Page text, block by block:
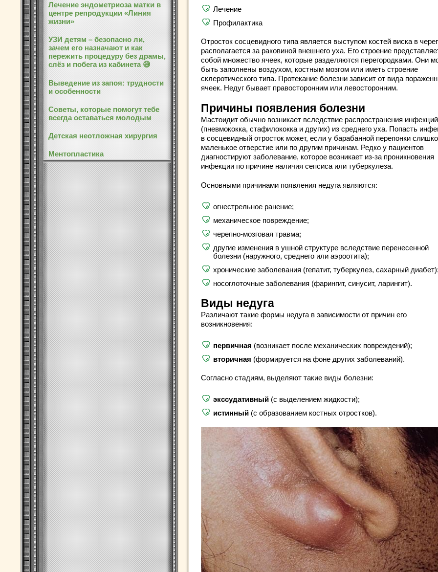
Лечение эндометриоза матки в
центре репродукции «Линия
жизни»
УЗИ детям – безопасно ли,
зачем его назначают и как
пережить процедуру без драмы,
слёз и побега из кабинета 😅
Выведение из запоя: трудности
и особенности
Советы, которые помогут тебе
всегда оставаться молодым
Детская неотложная хирургия
Ментопластика
Лечение
Профилактика
Отросток сосцевидного типа является выступом костей виска в
располагается за раковиной внешнего уха. Его строение
собой множество ячеек, которые разделяются перегородками. Они
быть заполнены воздухом, костным мозгом или иметь строение
склеротического типа. Протекание болезни зависит от вида
ячеек. Недуг бывает правосторонним или левосторонним.
Причины появления болезни
Мастоидит обычно возникает вследствие распространения инфекций
(пневмококка, стафилококка и других) из среднего уха. Попасть
в сосцевидный отросток может, если у барабанной перепонки
маленькое отверстие или по другим причинам. Редко у пациентов
диагностируют заболевание, которое возникает из-за проникновения
инфекции по причине наличия сепсиса или туберкулеза.
Основными причинами появления недуга являются:
огнестрельное ранение;
механическое повреждение;
черепно-мозговая травма;
другие изменения в ушной структуре вследствие перенесенной
болезни (наружного, среднего или аэроотита);
хронические заболевания (гепатит, туберкулез, сахарный
носоглоточные заболевания (фарингит, синусит, ларингит).
Виды недуга
Различают такие формы недуга в зависимости от причин его
возникновения:
первичная (возникает после механических повреждений);
вторичная (формируется на фоне других заболеваний).
Согласно стадиям, выделяют такие виды болезни:
экссудативный (с выделением жидкости);
истинный (с образованием костных отростков).